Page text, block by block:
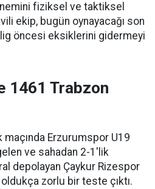
fiziksel ve taktiksel
ekip, bugün oynayacağı son
lig öncesi eksiklerini gidermeyi
1461 Trabzon
maçında Erzurumspor U19
ve sahadan 2-1'lik
depolayan Çaykur Rizespor
zorlu bir teste çıktı.